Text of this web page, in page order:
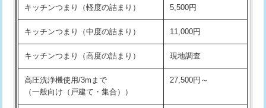
排水管工事（排水管工事/3ｍまで） 55,000円
排水管工事（追加 排水管工事/3ｍ超
+11,000円
マス交換（土の掘削・埋め戻し作業）
マス交換（深さ50㎝未満）
式・ワンホール）)
交換・取付(排水栓・排水トラップ
22,000円+材料費
持込商品取付（単水栓）
キッチンつまり（軽度の詰まり） 5,500円
キッチンつまり（中度の詰まり） 11,000円
キッチンつまり（高度の詰まり） 現地調査
高圧洗浄機使用/3mまで
（一般向け（戸建て・集合））
27,500円～